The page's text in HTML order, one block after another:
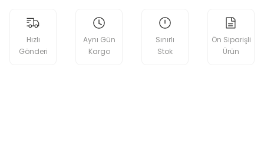
Hızlı
Gönderi
Aynı Gün
Kargo
Sınırlı
Stok
Ön Siparişli
Ürün